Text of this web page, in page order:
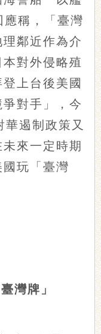
應稱，「臺灣
鄰近作為介
對外侵略殖
上台後美國
對手」，今
華遏制政策又
來一定時期
玩「臺灣
灣牌」